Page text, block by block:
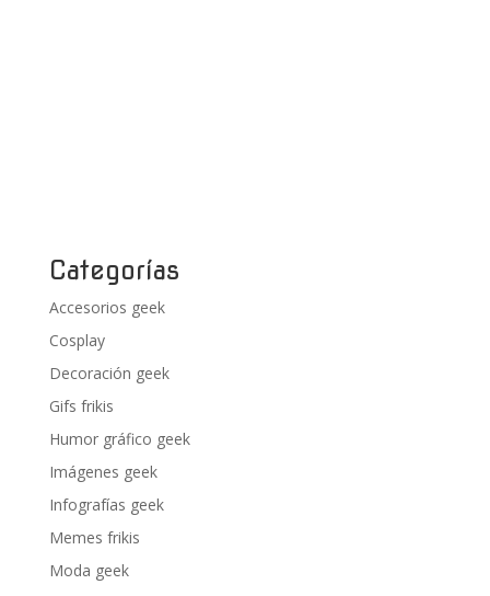
Categorías
Accesorios geek
Cosplay
Decoración geek
Gifs frikis
Humor gráfico geek
Imágenes geek
Infografías geek
Memes frikis
Moda geek